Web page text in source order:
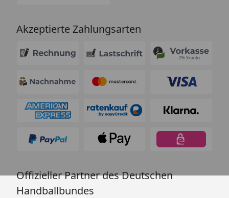
Akzeptierte Zahlungsarten
Offizieller Partner des Deutschen
Handballbundes